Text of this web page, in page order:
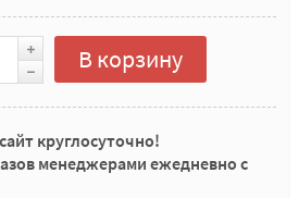
В корзину
круглосуточно!
менеджерами ежедневно с